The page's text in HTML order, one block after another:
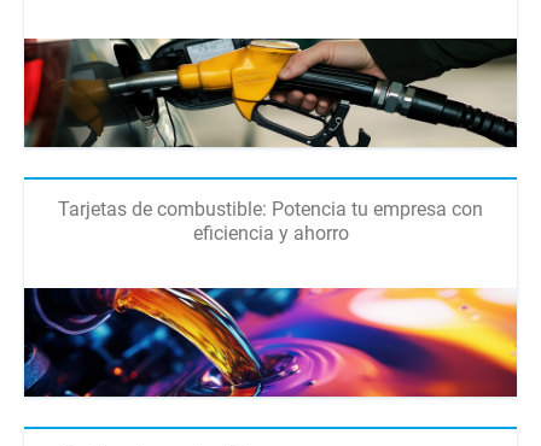
Tarjetas de combustible: Potencia tu empresa con
eficiencia y ahorro